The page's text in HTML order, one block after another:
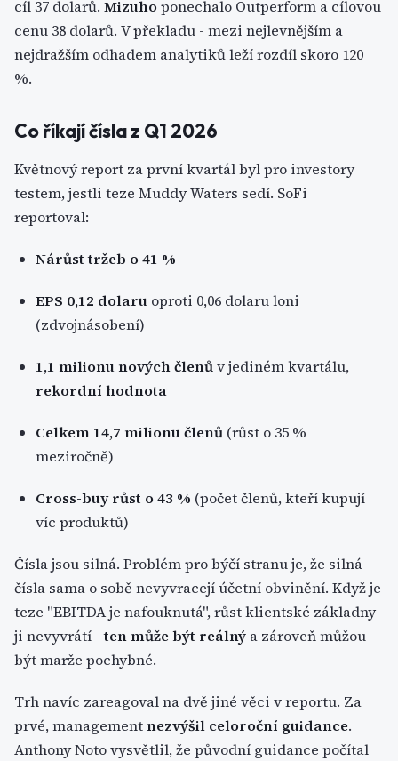
cíl 37 dolarů. Mizuho ponechalo Outperform a cílovou
cenu 38 dolarů. V překladu - mezi nejlevnějším a
nejdražším odhadem analytiků leží rozdíl skoro 120
%.
Co říkají čísla z Q1 2026
Květnový report za první kvartál byl pro investory
testem, jestli teze Muddy Waters sedí. SoFi
reportoval:
Nárůst tržeb o 41 %
EPS 0,12 dolaru oproti 0,06 dolaru loni
(zdvojnásobení)
1,1 milionu nových členův jediném kvartálu,
rekordní hodnota
Celkem 14,7 milionu členů (růst o 35 %
meziročně)
Cross-buy růst o 43 % (počet členů, kteří kupují
víc produktů)
Čísla jsou silná. Problém pro býčí stranu je, že silná
čísla sama o sobě nevyvracejí účetní obvinění. Když je
teze "EBITDA je nafouknutá", růst klientské základny
ji nevyvrátí -ten může být reálný a zároveň můžou
být marže pochybné.
Trh navíc zareagoval na dvě jiné věci v reportu. Za
prvé, management nezvýšil celoroční guidance.
Anthony Noto vysvětlil, že původní guidance počítal